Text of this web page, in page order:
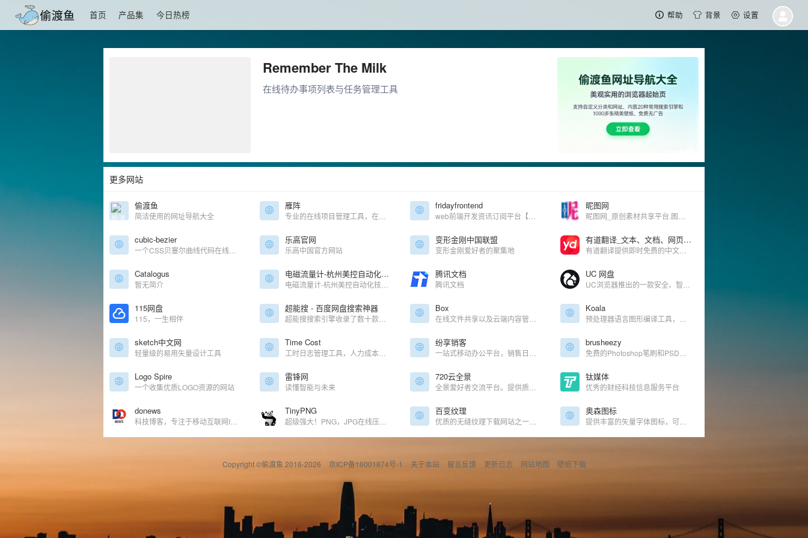
首页 产品集 今日热榜 帮助 背景 设置
Remember The Milk
在线待办事项列表与任务管理工具
更多网站
偷渡鱼
简洁使用的网址导航大全
雁阵 fridayfrontend 昵图网
cubic-bezier 乐高官网
乐高中国官方网站
变形金刚中国联盟
变形金刚爱好者的聚集地
有道翻译_文本、文档、网页、在线即时翻译
Catalogus
暂无简介
电磁流量计-杭州美控自动化技术有限公司官网 腾讯文档
腾讯文档
UC 网盘
115网盘
115，一生相伴
超能搜 - 百度网盘搜索神器 Box Koala
sketch中文网
轻量级的易用矢量设计工具
Time Cost 纷享销客 brusheezy
Logo Spire
一个收集优质LOGO资源的网站
雷锋网
读懂智能与未来
720云全景 钛媒体
优秀的财经科技信息服务平台
donews TinyPNG 百变纹理 奥森图标
Copyright ©偷渡鱼 2016-2026 京ICP备16001874号-1 关于本站 留言反馈 更新日志 网站地图 壁纸下载